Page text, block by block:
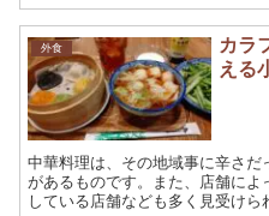
外食
カラ
える
中華料理は、その地域事に辛さ
があるものです。また、店舗によ
している店舗なども多く見受けら